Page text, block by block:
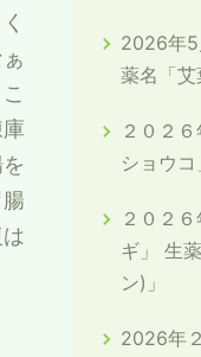
2026年
薬名「艾
２０２
ショウコ
２０２
ギ」 生
ン)」
2026年